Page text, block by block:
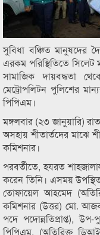
সুবিধা বঞ্চিত মানুষদের
এরকম পরিস্থিতিতে সিলেট
সামাজিক দায়বদ্ধতা
মেট্রোপলিটন পুলিশের
পিপিএম।
মঙ্গলবার (২৩ জানুয়ারি)
অসহায় শীতার্তদের মাঝে
কমিশনার।
পরবর্তীতে, হযরত
করেন তিনি। এসময়
তোফায়েল আহমেদ
কমিশনার (উত্তর) মো.
পদে পদোন্নতিপ্রাপ্ত),
পিপিএম, (অতিরিক্ত